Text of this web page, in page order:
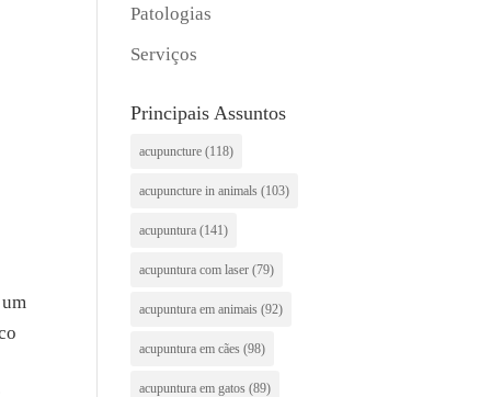
Patologias
Serviços
Principais Assuntos
acupuncture (118)
acupuncture in animals (103)
acupuntura (141)
acupuntura com laser (79)
acupuntura em animais (92)
acupuntura em cães (98)
acupuntura em gatos (89)